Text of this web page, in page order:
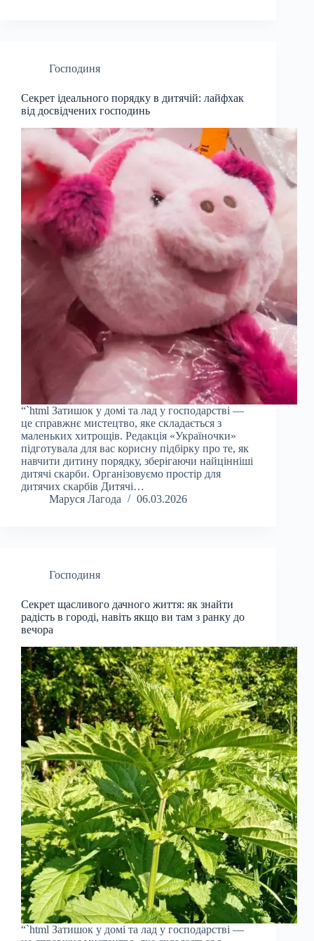
Господиня
Секрет ідеального порядку в дитячій: лайфхак
від досвідчених господинь
“`html Затишок у домі та лад у господарстві —
це справжнє мистецтво, яке складається з
маленьких хитрощів. Редакція «Україночки»
підготувала для вас корисну підбірку про те, як
навчити дитину порядку, зберігаючи найцінніші
дитячі скарби. Організовуємо простір для
дитячих скарбів Дитячі…
Маруся Лагода
06.03.2026
Господиня
Секрет щасливого дачного життя: як знайти
радість в городі, навіть якщо ви там з ранку до
вечора
“`html Затишок у домі та лад у господарстві —